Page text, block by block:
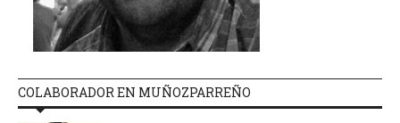
COLABORADOR EN MUÑOZPARREÑO